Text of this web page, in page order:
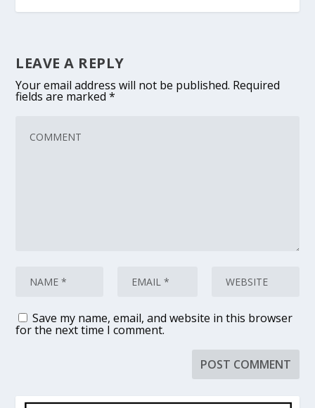
LEAVE A REPLY
Your email address will not be published. Required
fields are marked*
Save my name, email, and website in this browser
for the next time I comment.